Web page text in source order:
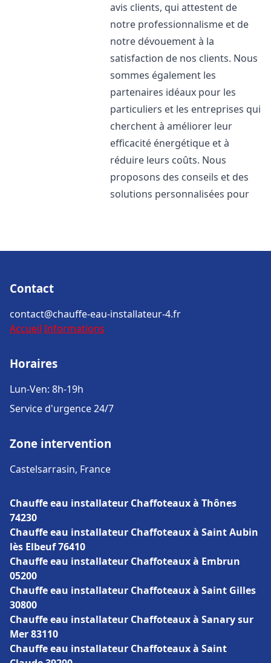
avis clients, qui attestent de
notre professionnalisme et de
notre dévouement à la
satisfaction de nos clients. Nous
sommes également les
partenaires idéaux pour les
particuliers et les entreprises qui
cherchent à améliorer leur
efficacité énergétique et à
réduire leurs coûts. Nous
proposons des conseils et des
solutions personnalisées pour
Contact
contact@chauffe-eau-installateur-4.fr
Accueil Informations
Horaires
Lun-Ven: 8h-19h
Service d'urgence 24/7
Zone intervention
Castelsarrasin, France
Chauffe eau installateur Chaffoteaux à Thônes
74230
Chauffe eau installateur Chaffoteaux à Saint Aubin
lès Elbeuf 76410
Chauffe eau installateur Chaffoteaux à Embrun
05200
Chauffe eau installateur Chaffoteaux à Saint Gilles
30800
Chauffe eau installateur Chaffoteaux à Sanary sur
Mer 83110
Chauffe eau installateur Chaffoteaux à Saint